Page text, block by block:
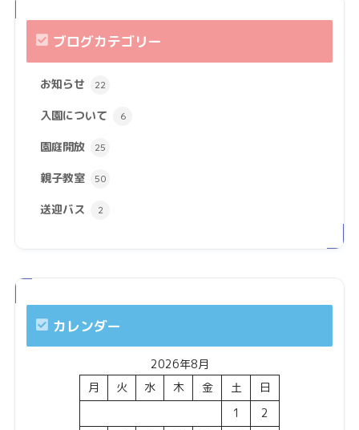
ブログカテゴリー
お知らせ 22
入園について 6
園庭開放 25
親子教室 50
送迎バス 2
カレンダー
2026年8月
月
火 水 木 金 土
日
1
2